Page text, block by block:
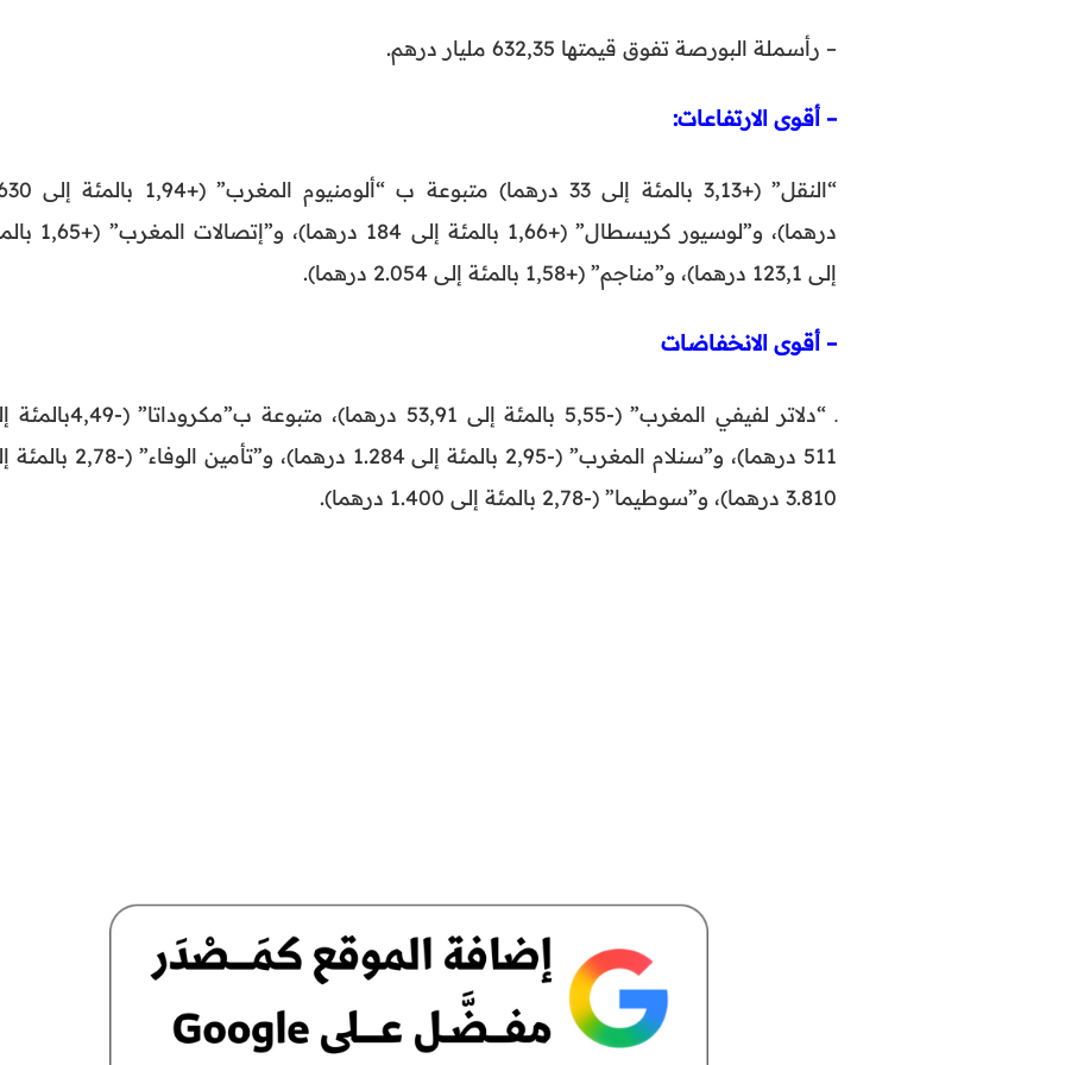
– رأسملة البورصة تفوق قيمتها 632,35 مليار درهم.
– أقوى الارتفاعات:
“النقل” (+3,13 بالمئة إلى 33 درهما) متبوعة ب
درهما)، و”لوسيور كريسطال” (+1,66 بالمئة إلى
إلى 123,1 درهما)، و”مناجم” (+1,58 بالمئة إلى 2.054 درهما).
– أقوى الانخفاضات
ـ “دلاتر لفيفي المغرب” (-5,55 بالمئة إلى 53,91 درهما)، متبوعة
511 درهما)، و”سنلام المغرب” (-2,95 بالمئة إلى 1.284 درهما)،
3.810 درهما)، و”سوطيما” (-2,78 بالمئة إلى 1.400 درهما).